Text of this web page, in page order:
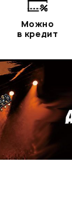
Можно
в кредит